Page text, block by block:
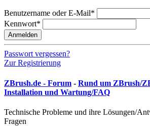
Benutzername oder E-Mail*
Kennwort*
Anmelden
Passwort vergessen?
Zur Registrierung
ZBrush.de - Forum - Rund um ZBrush/
Installation und Wartung/FAQ
Technische Probleme und ihre Lösungen/
Fragen